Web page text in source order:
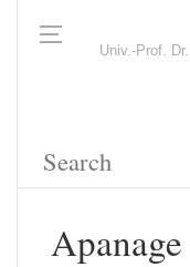
Univ.-Prof.
Apanage